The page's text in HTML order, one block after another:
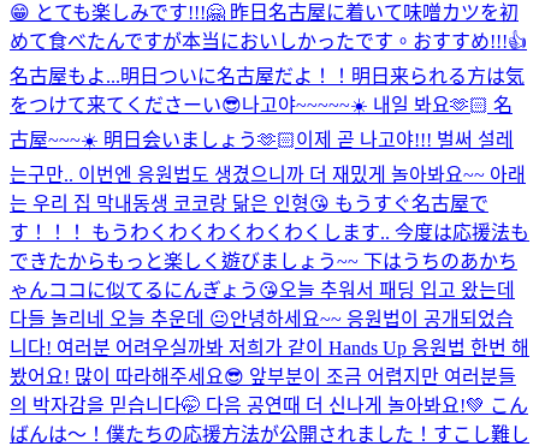
😁 とても楽しみです!!!🤗 昨日名古屋に着いて味噌カツを初
めて食べたんですが本当においしかったです。おすすめ!!!👍
名古屋もよ...明日ついに名古屋だよ！！明日来られる方は気
をつけて来てくださーい😎나고야~~~~~☀️ 내일 봐요🫶🏻 名
古屋~~~☀️ 明日会いましょう🫶🏻이제 곧 나고야!!! 벌써 설레
는구만.. 이번엔 응원법도 생겼으니까 더 재밌게 놀아봐요~~ 아래
는 우리 집 막내동생 코코랑 닮은 인형😘 もうすぐ名古屋で
す！！！ もうわくわくわくわくわくします.. 今度は応援法も
できたからもっと楽しく遊びましょう~~ 下はうちのあかち
ゃんココに似てるにんぎょう😘오늘 추워서 패딩 입고 왔는데
다들 놀리네 오늘 추운데 😐안녕하세요~~ 응원법이 공개되었습
니다! 여러분 어려우실까봐 저희가 같이 Hands Up 응원법 한번 해
봤어요! 많이 따라해주세요😎 앞부분이 조금 어렵지만 여러분들
의 박자감을 믿습니다🤭 다음 공연때 더 신나게 놀아봐요!💚 こん
ばんは〜！僕たちの応援方法が公開されました！すこし難し